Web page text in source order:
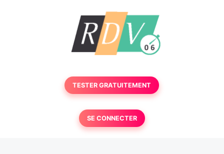
TESTER GRATUITEMENT
SE CONNECTER